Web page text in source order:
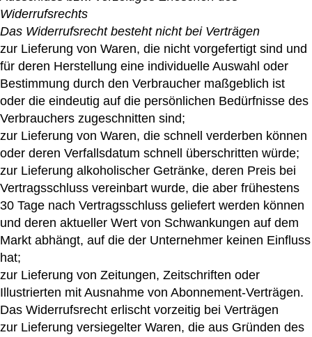
Widerrufsrechts
Das Widerrufsrecht besteht nicht bei Verträgen
zur Lieferung von Waren, die nicht vorgefertigt sind und
für deren Herstellung eine individuelle Auswahl oder
Bestimmung durch den Verbraucher maßgeblich ist
oder die eindeutig auf die persönlichen Bedürfnisse des
Verbrauchers zugeschnitten sind;
zur Lieferung von Waren, die schnell verderben können
oder deren Verfallsdatum schnell überschritten würde;
zur Lieferung alkoholischer Getränke, deren Preis bei
Vertragsschluss vereinbart wurde, die aber frühestens
30 Tage nach Vertragsschluss geliefert werden können
und deren aktueller Wert von Schwankungen auf dem
Markt abhängt, auf die der Unternehmer keinen Einfluss
hat;
zur Lieferung von Zeitungen, Zeitschriften oder
Illustrierten mit Ausnahme von Abonnement-Verträgen.
Das Widerrufsrecht erlischt vorzeitig bei Verträgen
zur Lieferung versiegelter Waren, die aus Gründen des